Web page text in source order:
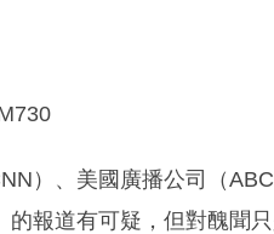
）、美國廣播公司（ABC
報道有可疑，但對醜聞